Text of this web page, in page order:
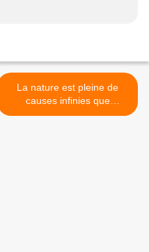
La nature est pleine de
causes infinies que
l'expérience n'a jamais